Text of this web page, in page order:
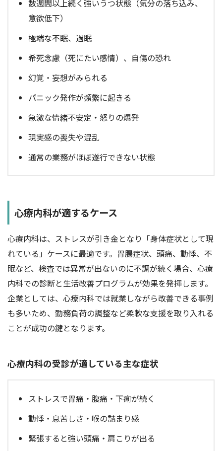
数週間以上続く強いうつ状態（気分の落ち込み、
意欲低下）
極端な不眠、過眠
希死念慮（死にたい感情）、自傷の恐れ
幻覚・妄想がみられる
パニック発作が頻繁に起きる
急激な情緒不安定・怒りの爆発
現実感の喪失や混乱
通常の業務がほぼ遂行できない状態
心療内科が適するケース
心療内科は、ストレスが引き金となり「身体症状として現
れている」ケースに最適です。胃腸症状、頭痛、動悸、不
眠など、検査では異常が出ないのに不調が続く場合、心療
内科での診断と生活改善プログラムが効果を発揮します。
企業としては、心療内科では就業しながら改善できる事例
も多いため、勤務負荷の調整など柔軟な支援を取り入れる
ことが成功の鍵となります。
心療内科の受診が適している主な症状
ストレスで胃痛・腹痛・下痢が続く
動悸・息苦しさ・喉の詰まり感
緊張すると強い頭痛・肩こりが出る